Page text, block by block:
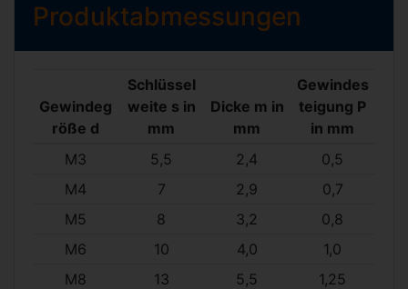
Produktabmessungen
Gewindeg
röße d
Schlüssel
weite s in
mm
Dicke m in
mm
Gewindes
teigung P
in mm
M3
5,5 2,4
0,5
M4
7 2,9
0,7
M5
8 3,2
0,8
M6
10 4,0
1,0
M8
13 5,5
1,25